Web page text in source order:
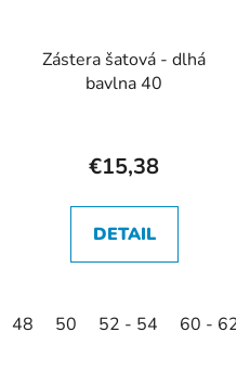
Zástera šatová - dlhá
bavlna 40
€15,38
DETAIL
48 50 52 - 54 60 - 62